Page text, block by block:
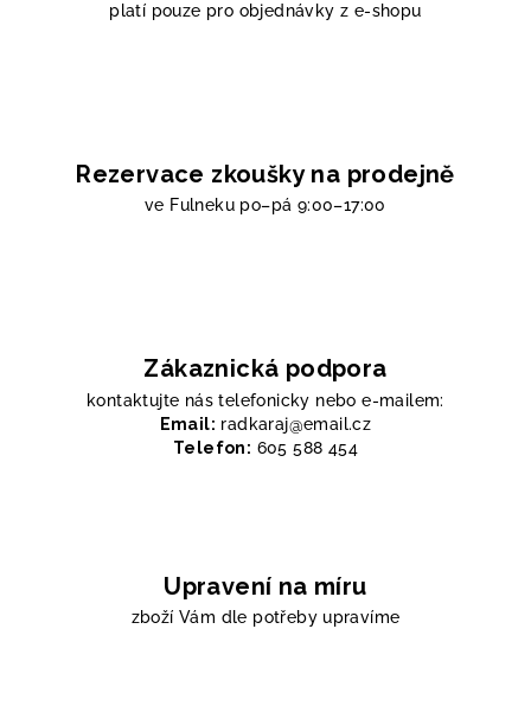
platí pouze pro objednávky z e-shopu
Rezervace zkoušky na prodejně
ve Fulneku po–pá 9:00–17:00
Zákaznická podpora
kontaktujte nás telefonicky nebo e-mailem:
Email: radkaraj@email.cz
Telefon: 605 588 454
Upravení na míru
zboží Vám dle potřeby upravíme